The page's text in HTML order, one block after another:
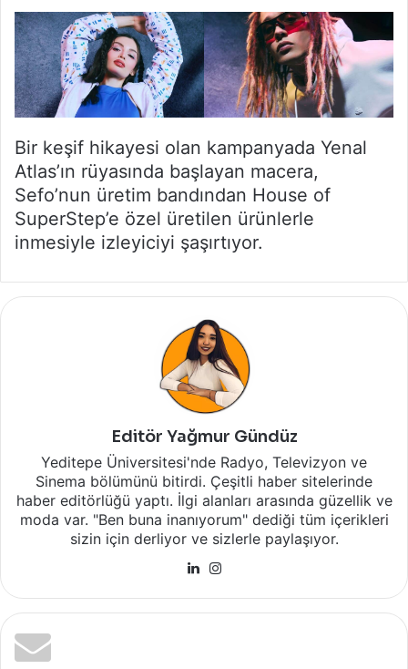
Bir keşif hikayesi olan kampanyada Yenal
Atlas’ın rüyasında başlayan macera,
Sefo’nun üretim bandından House of
SuperStep’e özel üretilen ürünlerle
inmesiyle izleyiciyi şaşırtıyor.
Editör Yağmur Gündüz
Yeditepe Üniversitesi'nde Radyo, Televizyon ve
Sinema bölümünü bitirdi. Çeşitli haber sitelerinde
haber editörlüğü yaptı. İlgi alanları arasında güzellik ve
moda var. "Ben buna inanıyorum" dediği tüm içerikleri
sizin için derliyor ve sizlerle paylaşıyor.
LinkedIn